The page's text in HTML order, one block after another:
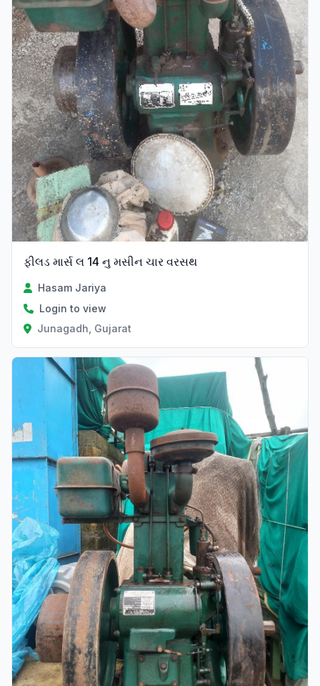
ફીલડ માર્સ લ 14 નુ મસીન ચાર વરસથ
Hasam Jariya
Login to view
Junagadh, Gujarat